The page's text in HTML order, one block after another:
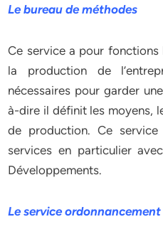
Le bureau de méthodes
Ce service a pour
la production de
nécessaires pour garder
à-dire il définit les moyens,
de production. Ce
services en particulier
Développements.
Le service ordonnancement